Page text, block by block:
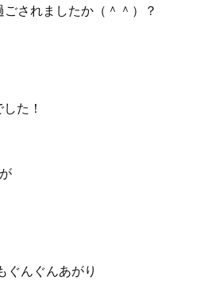
されましたか（＾＾）？
た！
ぐんぐんあがり